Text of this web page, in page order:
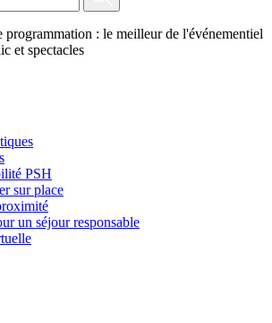
programmation : le meilleur de l'événementiel
et spectacles
PSH
sur place
un séjour responsable